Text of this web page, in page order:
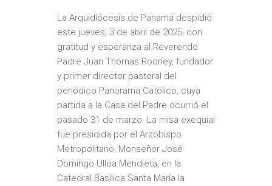
La Arquidiócesis de Panamá despidió
este jueves, 3 de abril de 2025, con
gratitud y esperanza al Reverendo
Padre Juan Thomas Rooney, fundador
y primer director pastoral del
periódico Panorama Católico, cuya
partida a la Casa del Padre ocurrió el
pasado 31 de marzo. La misa exequial
fue presidida por el Arzobispo
Metropolitano, Monseñor José
Domingo Ulloa Mendieta, en la
Catedral Basílica Santa María la